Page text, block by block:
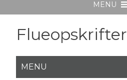
MENU
Flueopskrifter